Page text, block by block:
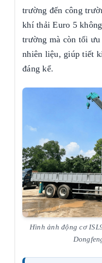
trường đến công
khí thải Euro 5
trường mà còn tối ưu
nhiên liệu, giúp tiết
đáng kể.
Hình ảnh động cơ